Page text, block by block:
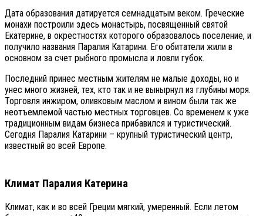
Дата образования датируется семнадцатым веком. Греческие
монахи построили здесь монастырь, посвященный святой
Екатерине, в окрестностях которого образовалось поселение, и
получило названия Паралия Катарини. Его обитатели жили в
основном за счет рыбного промысла и ловли губок.
Последний принес местным жителям не малые доходы, но и
унес много жизней, тех, кто так и не вынырнул из глубины моря.
Торговля инжиром, оливковым маслом и вином были так же
неотъемлемой частью местных торговцев. Со временем к уже
традиционным видам бизнеса прибавился и туристический.
Сегодня Паралия Катарини – крупный туристический центр,
известный во всей Европе.
Климат Паралия Катерина
Климат, как и во всей Греции мягкий, умеренный. Если летом